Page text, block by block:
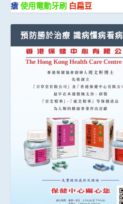
瘡 使用電動牙刷 白扁豆
預防勝於治療 識病懂病看病